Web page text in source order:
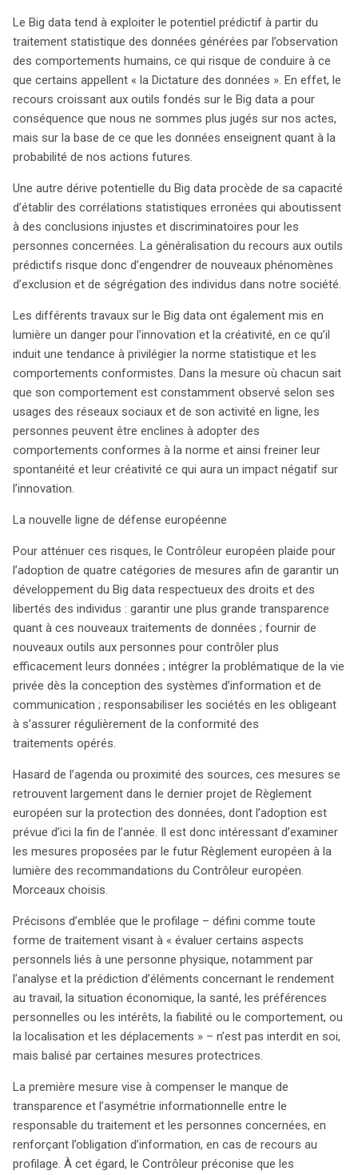
Le Big data tend à exploiter le potentiel prédictif à partir du
traitement statistique des données générées par l’observation
des comportements humains, ce qui risque de conduire à ce
que certains appellent « la Dictature des données ». En effet, le
recours croissant aux outils fondés sur le Big data a pour
conséquence que nous ne sommes plus jugés sur nos actes,
mais sur la base de ce que les données enseignent quant à la
probabilité de nos actions futures.
Une autre dérive potentielle du Big data procède de sa capacité
d’établir des corrélations statistiques erronées qui aboutissent
à des conclusions injustes et discriminatoires pour les
personnes concernées. La généralisation du recours aux outils
prédictifs risque donc d’engendrer de nouveaux phénomènes
d’exclusion et de ségrégation des individus dans notre société.
Les différents travaux sur le Big data ont également mis en
lumière un danger pour l’innovation et la créativité, en ce qu’il
induit une tendance à privilégier la norme statistique et les
comportements conformistes. Dans la mesure où chacun sait
que son comportement est constamment observé selon ses
usages des réseaux sociaux et de son activité en ligne, les
personnes peuvent être enclines à adopter des
comportements conformes à la norme et ainsi freiner leur
spontanéité et leur créativité ce qui aura un impact négatif sur
l’innovation.
La nouvelle ligne de défense européenne
Pour atténuer ces risques, le Contrôleur européen plaide pour
l’adoption de quatre catégories de mesures afin de garantir un
développement du Big data respectueux des droits et des
libertés des individus : garantir une plus grande transparence
quant à ces nouveaux traitements de données ; fournir de
nouveaux outils aux personnes pour contrôler plus
efficacement leurs données ; intégrer la problématique de la vie
privée dès la conception des systèmes d’information et de
communication ; responsabiliser les sociétés en les obligeant
à s’assurer régulièrement de la conformité des
traitements opérés.
Hasard de l’agenda ou proximité des sources, ces mesures se
retrouvent largement dans le dernier projet de Règlement
européen sur la protection des données, dont l’adoption est
prévue d’ici la fin de l’année. Il est donc intéressant d’examiner
les mesures proposées par le futur Règlement européen à la
lumière des recommandations du Contrôleur européen.
Morceaux choisis.
Précisons d’emblée que le profilage – défini comme toute
forme de traitement visant à « évaluer certains aspects
personnels liés à une personne physique, notamment par
l’analyse et la prédiction d’éléments concernant le rendement
au travail, la situation économique, la santé, les préférences
personnelles ou les intérêts, la fiabilité ou le comportement, ou
la localisation et les déplacements » – n’est pas interdit en soi,
mais balisé par certaines mesures protectrices.
La première mesure vise à compenser le manque de
transparence et l’asymétrie informationnelle entre le
responsable du traitement et les personnes concernées, en
renforçant l’obligation d’information, en cas de recours au
profilage. À cet égard, le Contrôleur préconise que les